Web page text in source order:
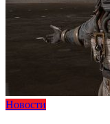
Новости